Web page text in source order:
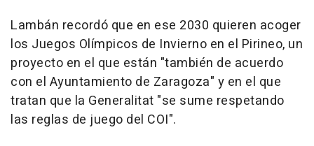
Lambán recordó que en ese 2030 quieren acoger
los Juegos Olímpicos de Invierno en el Pirineo, un
proyecto en el que están "también de acuerdo
con el Ayuntamiento de Zaragoza" y en el que
tratan que la Generalitat "se sume respetando
las reglas de juego del COI".